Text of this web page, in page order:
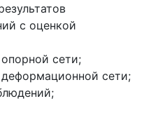
с оценкой
сети;
деформационной сети;